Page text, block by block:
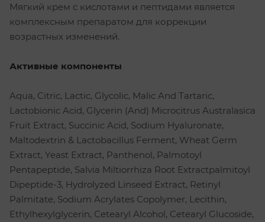
Мягкий крем с кислотами и пептидами является
комплексным препаратом для коррекции
возрастных изменений.
Активные компоненты
Aqua, Citric, Lactic, Glycolic, Malic And Tartaric,
Lactobionic Acid, Glycerin (And) Microcitrus Australasica
Fruit Extract, Succinic Acid, Sodium Hyaluronate,
Maltodextrin & Lactobacillus Ferment, Wheat Germ
Extract, Yeast Extract, Panthenol, Palmotoyl
Pentapeptide, Salvia Miltiorrhiza Root Extractpalmitoyl
Dipeptide-3, Hydrolyzed Linseed Extract, Retinyl
Palmitate, Sodium Acrylates Copolymer, Lecithin,
Ethylhexylglycerin, Cetearyl Alcohol, Cetearyl Glucoside,